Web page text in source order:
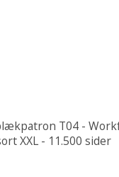
T04 -
XXL - 11.500 sider